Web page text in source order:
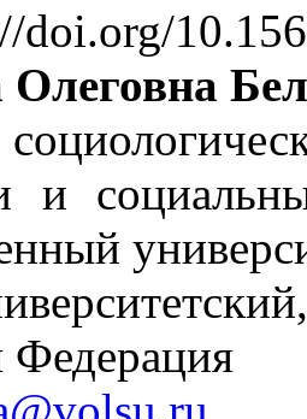
doi.org/
Олеговна
и
Федерация